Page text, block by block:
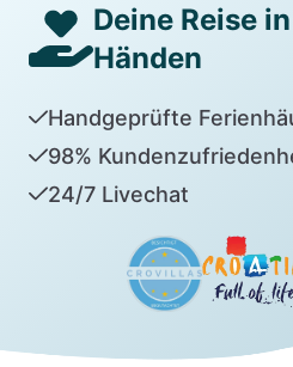
Deine Reise
Händen
Handgeprüfte
98%
24/7 Livechat